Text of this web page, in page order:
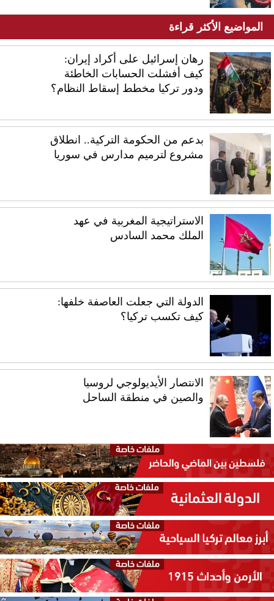
المواضيع الأكثر قراءة
رهان إسرائيل على أكراد إيران:
كيف أفشلت الحسابات الخاطئة
ودور تركيا مخطط إسقاط النظام؟
بدعم من الحكومة التركية.. انطلاق
مشروع لترميم مدارس في سوريا
الاستراتيجية المغربية في عهد
الملك محمد السادس
الدولة التي جعلت العاصفة خلفها:
كيف تكسب تركيا؟
الانتصار الأيديولوجي لروسيا
والصين في منطقة الساحل